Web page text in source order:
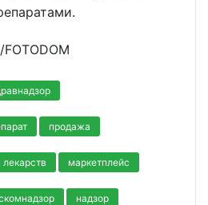
продажа
маркетплейс
надзор